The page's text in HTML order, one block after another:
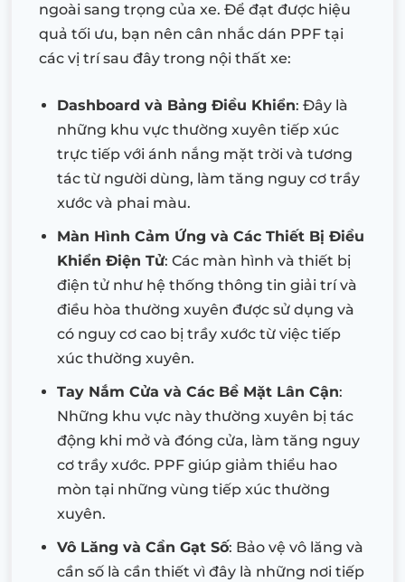
ngoài sang trọng của xe. Để đạt được hiệu
quả tối ưu, bạn nên cân nhắc dán PPF tại
các vị trí sau đây trong nội thất xe:
Dashboard và Bảng Điều Khiển: Đây là
những khu vực thường xuyên tiếp xúc
trực tiếp với ánh nắng mặt trời và tương
tác từ người dùng, làm tăng nguy cơ trầy
xước và phai màu.
Màn Hình Cảm Ứng và Các Thiết Bị Điều
Khiển Điện Tử: Các màn hình và thiết bị
điện tử như hệ thống thông tin giải trí và
điều hòa thường xuyên được sử dụng và
có nguy cơ cao bị trầy xước từ việc tiếp
xúc thường xuyên.
Tay Nắm Cửa và Các Bề Mặt Lân Cận:
Những khu vực này thường xuyên bị tác
động khi mở và đóng cửa, làm tăng nguy
cơ trầy xước. PPF giúp giảm thiểu hao
mòn tại những vùng tiếp xúc thường
xuyên.
Vô Lăng và Cần Gạt Số: Bảo vệ vô lăng và
cần số là cần thiết vì đây là những nơi tiếp